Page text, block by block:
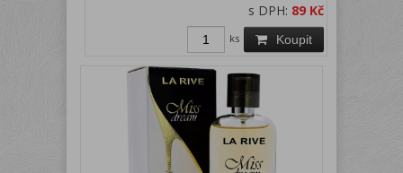
s DPH: 89 Kč
Koupit
ks